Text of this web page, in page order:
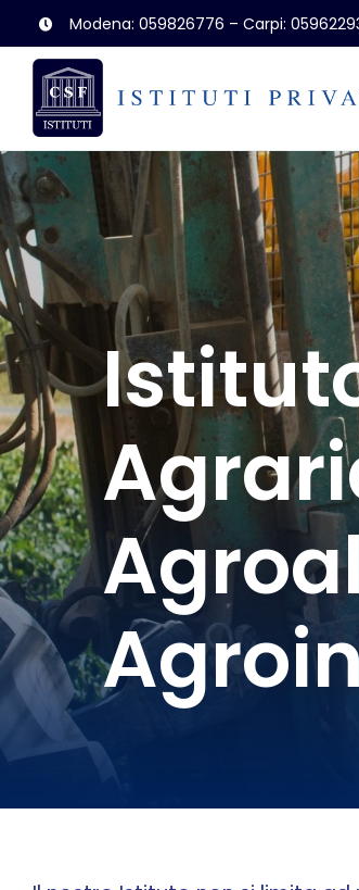
Salta
contenuto
Modena: 059826776 – Carpi: